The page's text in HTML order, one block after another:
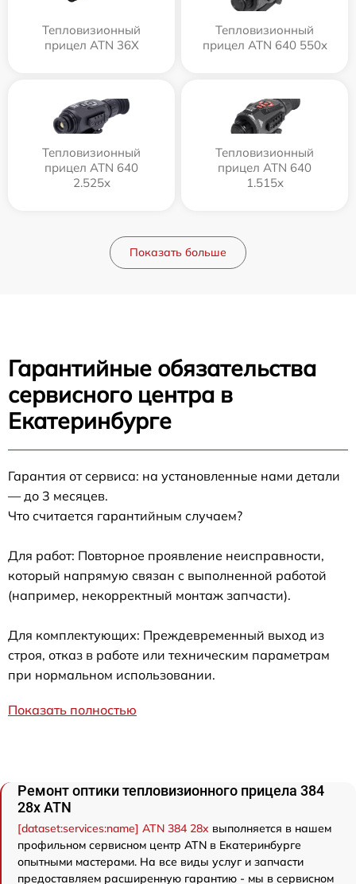
Тепловизионный
прицел ATN 36X
Тепловизионный
прицел ATN 640 550x
Тепловизионный
прицел ATN 640
2.525x
Тепловизионный
прицел ATN 640
1.515x
Показать больше
Гарантийные обязательства
сервисного центра в
Екатеринбурге
Гарантия от сервиса: на установленные нами детали
— до 3 месяцев.
Что считается гарантийным случаем?
Для работ: Повторное проявление неисправности,
который напрямую связан с выполненной работой
(например, некорректный монтаж запчасти).
Для комплектующих: Преждевременный выход из
строя, отказ в работе или техническим параметрам
при нормальном использовании.
Показать полностью
Ремонт оптики тепловизионного прицела 384
28x ATN
[dataset:services:name] ATN 384 28x выполняется в нашем
профильном сервисном центр ATN в Екатеринбурге
опытными мастерами. На все виды услуг и запчасти
предоставляем расширенную гарантию - мы в сервисном